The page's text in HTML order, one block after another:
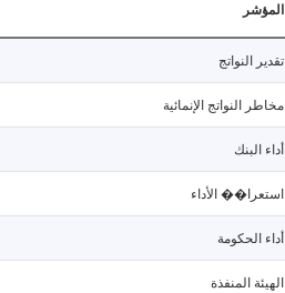
المؤشر
تقدير النواتج
مخاطر النواتج الإنمائية
أداء البنك
استعرا�� الأداء
أداء الحكومة
الهيئة المنفذة